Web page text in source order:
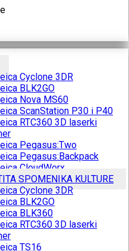
Cyclone 3DR
BLK2GO
Nova MS60
ScanStation P30 i P40
RTC360 3D laserki
Pegasus:Two
Pegasus:Backpack
CloudWorx
SPOMENIKA KULTURE
Cyclone 3DR
BLK2GO
BLK360
RTC360 3D laserki
TS16